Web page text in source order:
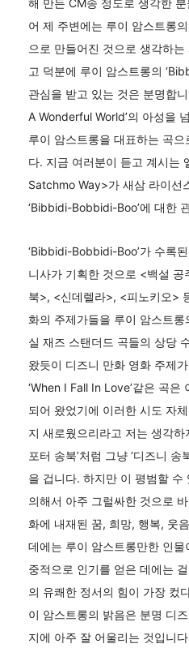
해 만든 CM송 정도로 생각한
어 제 주변에는 루이 암스트롱
으로 만들어진 것으로 생각하
고 덕분에 루이 암스트롱의
관심을 받고 있는 것은 분명합
A Wonderful World’의 아성을
루이 암스트롱을 대표하는 곡
다. 지금 여러분이 듣고 계시는
Satchmo Way>가 새삼 라이선
‘Bibbidi-Bobbidi-Boo’에 대한
‘Bibbidi-Bobbidi-Boo’가 수록
니사가 기획한 것으로 <백설
북>, <신데렐라>, <피노키오>
화의 주제가들을 루이 암스트
실 재즈 스탠더드 곡들의 상당
왔듯이 디즈니 만화 영화 주제
‘When I Fall In Love’같은 곡
되어 왔었기에 이러한 시도 자
지 새로웠으리라고 저는 생각하
포터 송북’처럼 그냥 ‘디즈니
을 겁니다. 하지만 이 평범할 수
의해서 아주 그럴싸한 것으로
화에 내재된 꿈, 희망, 행복, 웃
데에는 루이 암스트롱만한 인
중적으로 인기를 얻은 데에는
의 유쾌한 정서의 힘이 가장 컸
이 암스트롱의 밝음은 분명 디
지에 아주 잘 어울리는 것입니